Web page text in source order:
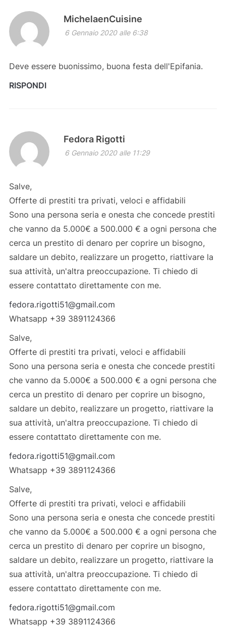
MichelaenCuisine
6 Gennaio 2020 alle 6:38
Deve essere buonissimo, buona festa dell'Epifania.
RISPONDI
Fedora Rigotti
6 Gennaio 2020 alle 11:29
Salve,
Offerte di prestiti tra privati, veloci e affidabili
Sono una persona seria e onesta che concede prestiti
che vanno da 5.000€ a 500.000 € a ogni persona che
cerca un prestito di denaro per coprire un bisogno,
saldare un debito, realizzare un progetto, riattivare la
sua attività, un'altra preoccupazione. Ti chiedo di
essere contattato direttamente con me.
fedora.rigotti51@gmail.com
Whatsapp +39 3891124366
Salve,
Offerte di prestiti tra privati, veloci e affidabili
Sono una persona seria e onesta che concede prestiti
che vanno da 5.000€ a 500.000 € a ogni persona che
cerca un prestito di denaro per coprire un bisogno,
saldare un debito, realizzare un progetto, riattivare la
sua attività, un'altra preoccupazione. Ti chiedo di
essere contattato direttamente con me.
fedora.rigotti51@gmail.com
Whatsapp +39 3891124366
Salve,
Offerte di prestiti tra privati, veloci e affidabili
Sono una persona seria e onesta che concede prestiti
che vanno da 5.000€ a 500.000 € a ogni persona che
cerca un prestito di denaro per coprire un bisogno,
saldare un debito, realizzare un progetto, riattivare la
sua attività, un'altra preoccupazione. Ti chiedo di
essere contattato direttamente con me.
fedora.rigotti51@gmail.com
Whatsapp +39 3891124366